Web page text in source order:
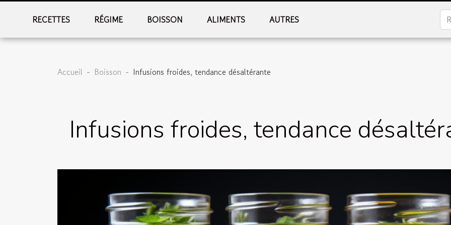
RECETTES RÉGIME BOISSON ALIMENTS AUTRES
Accueil Boisson Infusions froides, tendance désaltérante
Infusions froides, tendance